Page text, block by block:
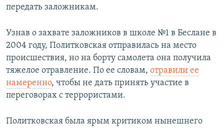
передать заложникам.
Узнав о захвате заложников в школе №1 в Беслане в
2004 году, Политковская отправилась на место
происшествия, но на борту самолета она получила
тяжелое отравление. По ее словам, отравили ее
намеренно, чтобы не дать принять участие в
переговорах с террористами.
Политковская была ярым критиком нынешнего